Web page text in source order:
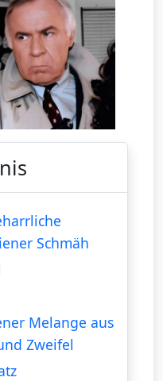
Schmäh
Melange aus
Zweifel